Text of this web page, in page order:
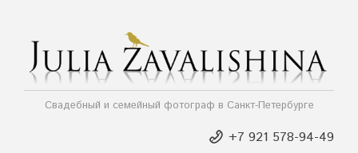
Свадебный и семейный фотограф в Санкт-Петербурге
+7 921 578-94-49